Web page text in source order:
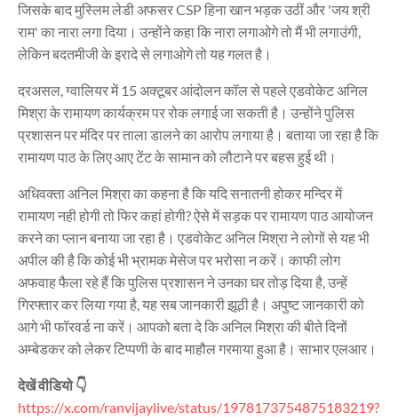
जिसके बाद मुस्लिम लेडी अफसर CSP हिना खान भड़क उठीं और 'जय श्री
राम' का नारा लगा दिया। उन्होंने कहा कि नारा लगाओगे तो मैं भी लगाउंगी,
लेकिन बदतमीजी के इरादे से लगाओगे तो यह गलत है।
दरअसल, ग्वालियर में 15 अक्टूबर आंदोलन कॉल से पहले एडवोकेट अनिल
मिश्रा के रामायण कार्यक्रम पर रोक लगाई जा सकती है। उन्होंने पुलिस
प्रशासन पर मंदिर पर ताला डालने का आरोप लगाया है। बताया जा रहा है कि
रामायण पाठ के लिए आए टेंट के सामान को लौटाने पर बहस हुई थी।
अधिवक्ता अनिल मिश्रा का कहना है कि यदि सनातनी होकर मन्दिर में
रामायण नही होगी तो फिर कहां होगी? ऐसे में सड़क पर रामायण पाठ आयोजन
करने का प्लान बनाया जा रहा है। एडवोकेट अनिल मिश्रा ने लोगों से यह भी
अपील की है कि कोई भी भ्रामक मेसेज पर भरोसा न करें। काफी लोग
अफवाह फैला रहे हैं कि पुलिस प्रशासन ने उनका घर तोड़ दिया है, उन्हें
गिरफ्तार कर लिया गया है, यह सब जानकारी झूठी है। अपुष्ट जानकारी को
आगे भी फॉरवर्ड ना करें। आपको बता दे कि अनिल मिश्रा की बीते दिनों
अम्बेडकर को लेकर टिप्पणी के बाद माहौल गरमाया हुआ है। साभार एलआर।
देखें वीडियो 👇
https://x.com/ranvijaylive/status/1978173754875183219?